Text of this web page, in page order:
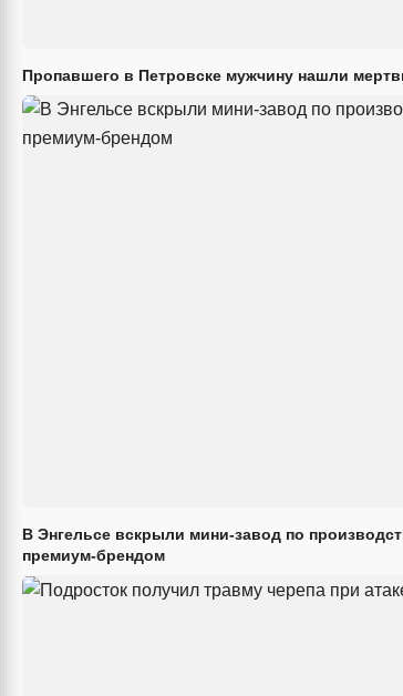
Пропавшего в Петровске мужчину нашли
В Энгельсе вскрыли мини-завод по
премиум-брендом